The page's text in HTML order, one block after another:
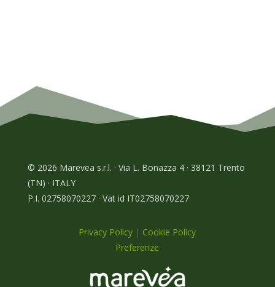
© 2026 Marevea s.r.l. · Via L. Bonazza 4 · 38121 Trento
(TN) · ITALY
P.I. 02758070227 · Vat id IT02758070227
Privacy Policy | Cookie Policy
Preferenze